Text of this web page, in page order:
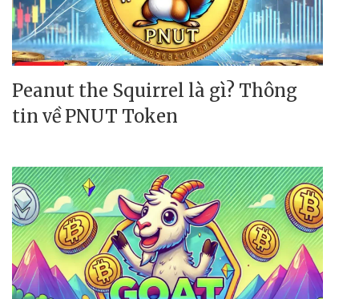
Peanut the Squirrel là gì? Thông
tin về PNUT Token